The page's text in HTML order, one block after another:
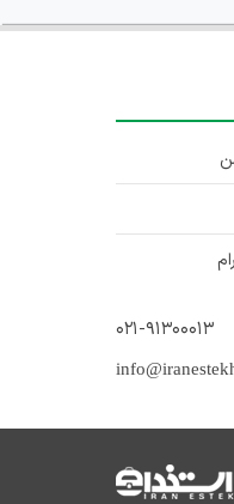
۰۲۱-۹۱۳۰۰۰۱۳